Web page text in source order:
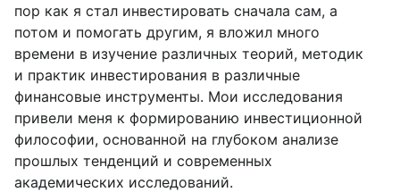
пор как я стал инвестировать сначала сам, а
потом и помогать другим, я вложил много
времени в изучение различных теорий, методик
и практик инвестирования в различные
финансовые инструменты. Мои исследования
привели меня к формированию инвестиционной
философии, основанной на глубоком анализе
прошлых тенденций и современных
академических исследований.